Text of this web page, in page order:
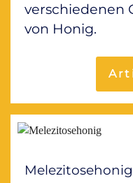
verschiedenen
von Honig.
Melezitosehonig